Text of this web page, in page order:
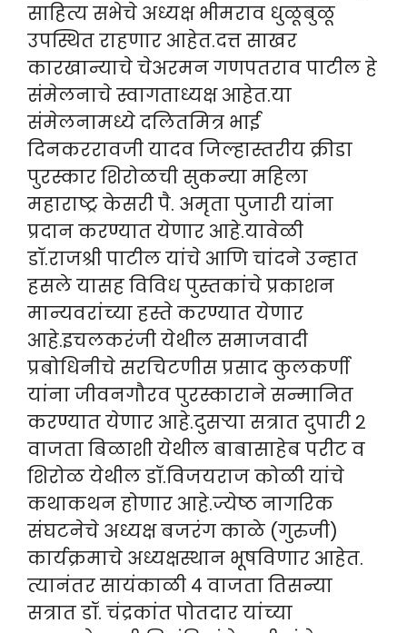
साहित्य सभेचे अध्यक्ष भीमराव धुळूबुळू
उपस्थित राहणार आहेत.दत्त साखर
कारखान्याचे चेअरमन गणपतराव पाटील हे
संमेलनाचे स्वागताध्यक्ष आहेत.या
संमेलनामध्ये दलितमित्र भाई
दिनकररावजी यादव जिल्हास्तरीय क्रीडा
पुरस्कार शिरोळची सुकन्या महिला
महाराष्ट्र केसरी पै. अमृता पुजारी यांना
प्रदान करण्यात येणार आहे.यावेळी
डॉ.राजश्री पाटील यांचे आणि चांदने उन्हात
हसले यासह विविध पुस्तकांचे प्रकाशन
मान्यवरांच्या हस्ते करण्यात येणार
आहे.इचलकरंजी येथील समाजवादी
प्रबोधिनीचे सरचिटणीस प्रसाद कुलकर्णी
यांना जीवनगौरव पुरस्काराने सन्मानित
करण्यात येणार आहे.दुसऱ्या सत्रात दुपारी २
वाजता बिळाशी येथील बाबासाहेब परीट व
शिरोळ येथील डॉ.विजयराज कोळी यांचे
कथाकथन होणार आहे.ज्येष्ठ नागरिक
संघटनेचे अध्यक्ष बजरंग काळे (गुरुजी)
कार्यक्रमाचे अध्यक्षस्थान भूषविणार आहेत.
त्यानंतर सायंकाळी ४ वाजता तिसन्या
सत्रात डॉ. चंद्रकांत पोतदार यांच्या